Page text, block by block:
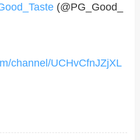
(@PG_Good_
channel/UCHvCfnJZjXL